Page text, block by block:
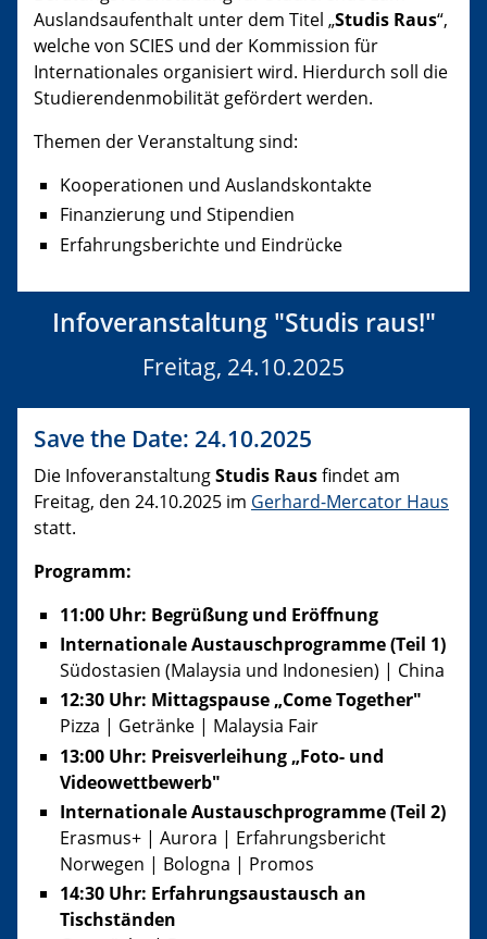
Auslandsaufenthalt unter dem Titel „Studis Raus“,
welche von SCIES und der Kommission für
Internationales organisiert wird. Hierdurch soll die
Studierendenmobilität gefördert werden.
Themen der Veranstaltung sind:
Kooperationen und Auslandskontakte
Finanzierung und Stipendien
Erfahrungsberichte und Eindrücke
Infoveranstaltung "Studis raus!"
Freitag, 24.10.2025
Save the Date: 24.10.2025
Die InfoveranstaltungStudis Rausfindet am
Freitag, den 24.10.2025 im Gerhard-Mercator Haus
statt.
Programm:
11:00 Uhr: Begrüßung und Eröffnung
Internationale Austauschprogramme (Teil 1)
Südostasien (Malaysia und Indonesien) | China
12:30 Uhr: Mittagspause „Come Together"
Pizza | Getränke | Malaysia Fair
13:00 Uhr: Preisverleihung „Foto- und
Videowettbewerb"
Internationale Austauschprogramme (Teil 2)
Erasmus+ | Aurora | Erfahrungsbericht
Norwegen | Bologna | Promos
14:30 Uhr: Erfahrungsaustausch an
Tischständen